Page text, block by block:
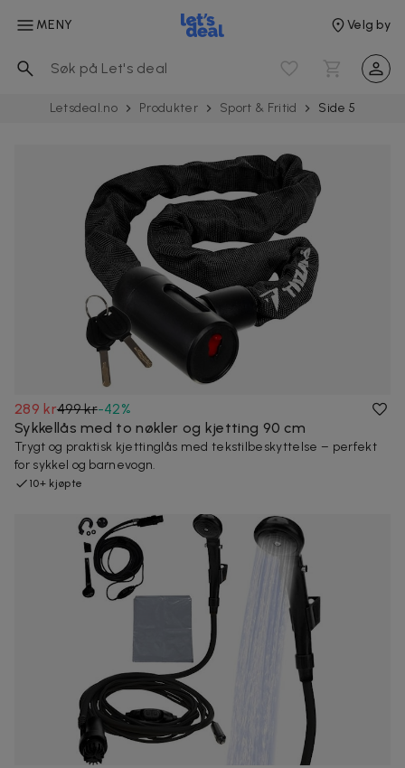
MENY Velg by
Letsdeal.no Produkter Sport & Fritid Side 5
289 kr499 kr-42%
Sykkellås med to nøkler og kjetting 90 cm
Trygt og praktisk kjettinglås med tekstilbeskyttelse – perfekt
for sykkel og barnevogn.
10+ kjøpte